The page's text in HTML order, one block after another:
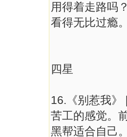
用得着走路吗
看得无比过瘾。
四星
16.《别惹我》
苦工的感觉。
黑帮适合自己